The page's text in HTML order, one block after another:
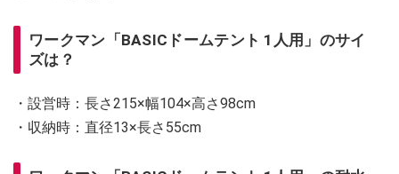
ワークマン「BASICドームテント 1人用」のサイ
ズは？
・設営時：長さ215×幅104×高さ98cm
・収納時：直径13×長さ55cm